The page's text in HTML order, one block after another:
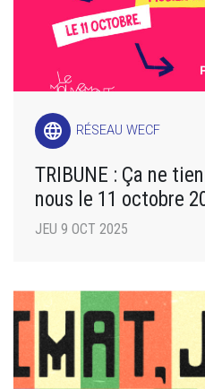
language RÉSEAU WECF
TRIBUNE : Ça ne
nous le 11 octobre
JEU 9 OCT 2025